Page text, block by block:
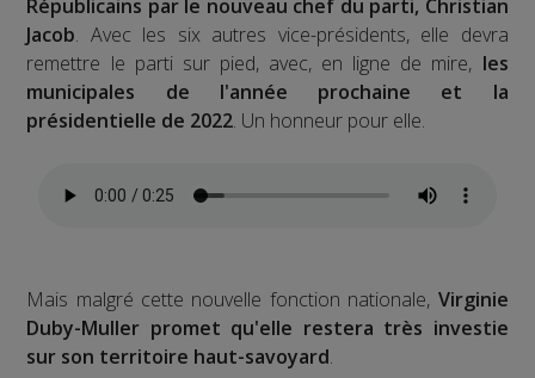
Républicains par le nouveau chef du parti, Christian
Jacob. Avec les six autres vice-présidents, elle devra
remettre le parti sur pied, avec, en ligne de mire, les
municipales de l'année prochaine et la
présidentielle de 2022. Un honneur pour elle.
Mais malgré cette nouvelle fonction nationale, Virginie
Duby-Muller promet qu'elle restera très investie
sur son territoire haut-savoyard.